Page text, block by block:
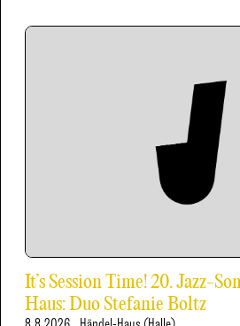
It’s Session Time! 20. Jazz-
Haus: Duo Stefanie Boltz